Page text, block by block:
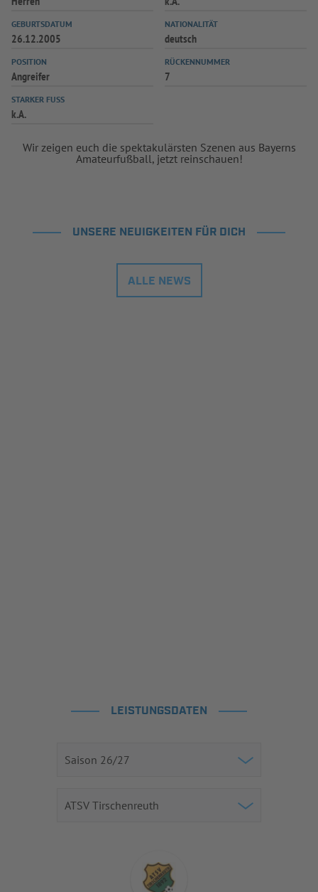
GEBURTSDATUM
26.12.2005
NATIONALITÄT
deutsch
POSITION
Angreifer
RÜCKENNUMMER
7
STARKER FUSS
k.A.
Wir zeigen euch die spektakulärsten Szenen aus Bayerns
Amateurfußball, jetzt reinschauen!
UNSERE NEUIGKEITEN FÜR DICH
ALLE NEWS
LEISTUNGSDATEN